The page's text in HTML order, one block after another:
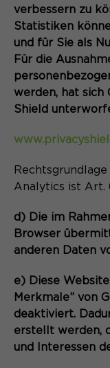
verbessern zu
Statistiken
und für Sie als
Für die
werden, hat sich
Shield
Analytics ist Art.
d) Die im
Browser
anderen Daten
e) Diese
Merkmale” von
deaktiviert.
erstellt werden,
und Interessen